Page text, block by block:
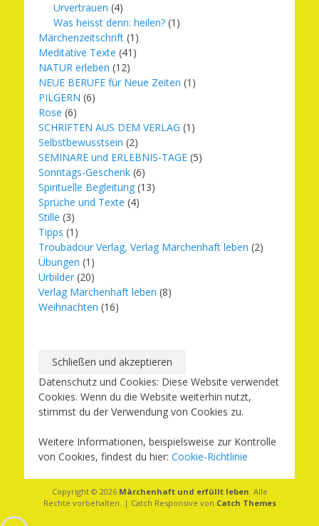
Urvertrauen (4)
Was heisst denn: heilen? (1)
Märchenzeitschrift (1)
Meditative Texte (41)
NATUR erleben (12)
NEUE BERUFE für Neue Zeiten (1)
PILGERN (6)
Rose (6)
SCHRIFTEN AUS DEM VERLAG (1)
Selbstbewusstsein (2)
SEMINARE und ERLEBNIS-TAGE (5)
Sonntags-Geschenk (6)
Spirituelle Begleitung (13)
Sprüche und Texte (4)
Stille (3)
Tipps (1)
Troubadour Verlag, Verlag Märchenhaft leben (2)
Übungen (1)
Urbilder (20)
Verlag Märchenhaft leben (8)
Weihnachten (16)
Datenschutz und Cookies: Diese Website verwendet
Cookies. Wenn du die Website weiterhin nutzt,
stimmst du der Verwendung von Cookies zu.
Weitere Informationen, beispielsweise zur Kontrolle
von Cookies, findest du hier: Cookie-Richtlinie
Copyright © 2026 Märchenhaft und erfüllt leben. Alle
Rechte vorbehalten. | Catch Responsive von Catch Themes